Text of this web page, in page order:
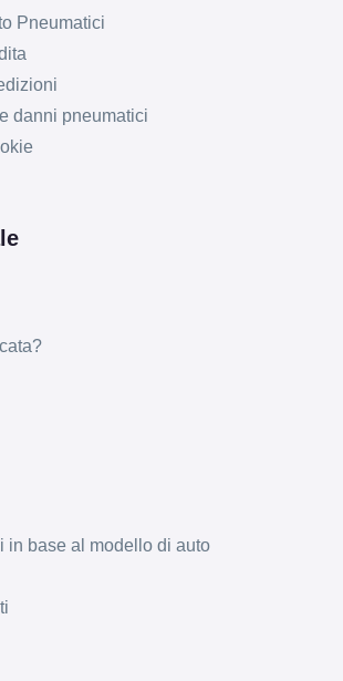
Pneumatici
danni pneumatici
in base al modello di auto